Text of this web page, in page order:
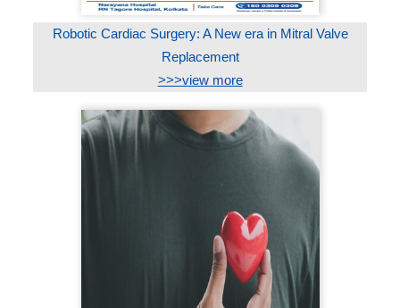
Robotic Cardiac Surgery: A New era in Mitral Valve
Replacement
>>>view more